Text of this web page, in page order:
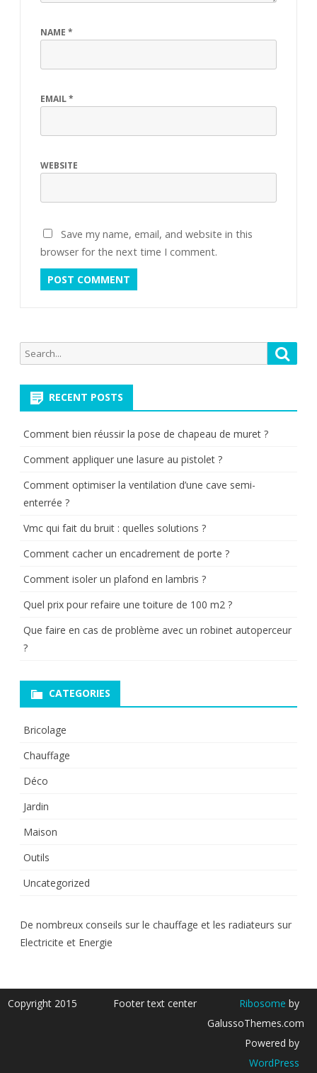
NAME *
EMAIL*
WEBSITE
Save my name, email, and website in this
browser for the next time I comment.
Search
for:
RECENT POSTS
Comment bien réussir la pose de chapeau de muret ?
Comment appliquer une lasure au pistolet ?
Comment optimiser la ventilation d’une cave semi-
enterrée ?
Vmc qui fait du bruit : quelles solutions ?
Comment cacher un encadrement de porte ?
Comment isoler un plafond en lambris ?
Quel prix pour refaire une toiture de 100 m2 ?
Que faire en cas de problème avec un robinet autoperceur
?
CATEGORIES
Bricolage
Chauffage
Déco
Jardin
Maison
Outils
Uncategorized
De nombreux conseils sur le chauffage et les radiateurs sur
Electricite et Energie
Copyright 2015 Footer text center Ribosome by
GalussoThemes.com
Powered by
WordPress